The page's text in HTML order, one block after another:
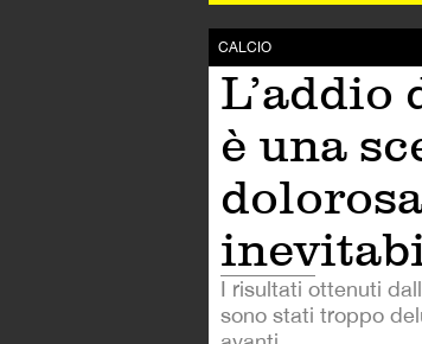
CALCIO
è una
I risultati ottenuti
sono stati troppo